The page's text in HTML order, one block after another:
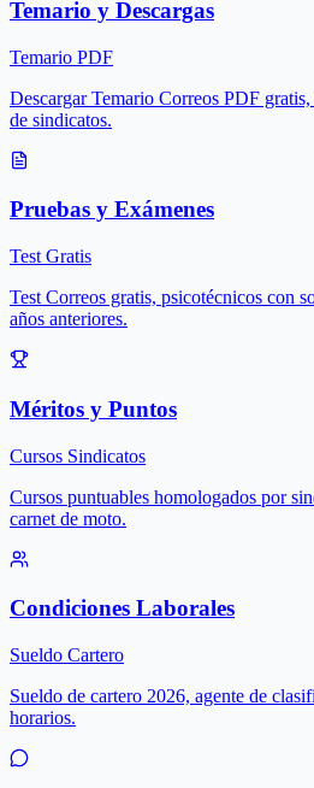
Temario y Descargas
Temario PDF
Descargar Temario Correos PDF
de sindicatos.
Pruebas y Exámenes
Test Gratis
Test Correos gratis, psicotécnicos con
años anteriores.
Méritos y Puntos
Cursos Sindicatos
Cursos puntuables homologados por
carnet de moto.
Condiciones Laborales
Sueldo Cartero
Sueldo de cartero 2026, agente de
horarios.